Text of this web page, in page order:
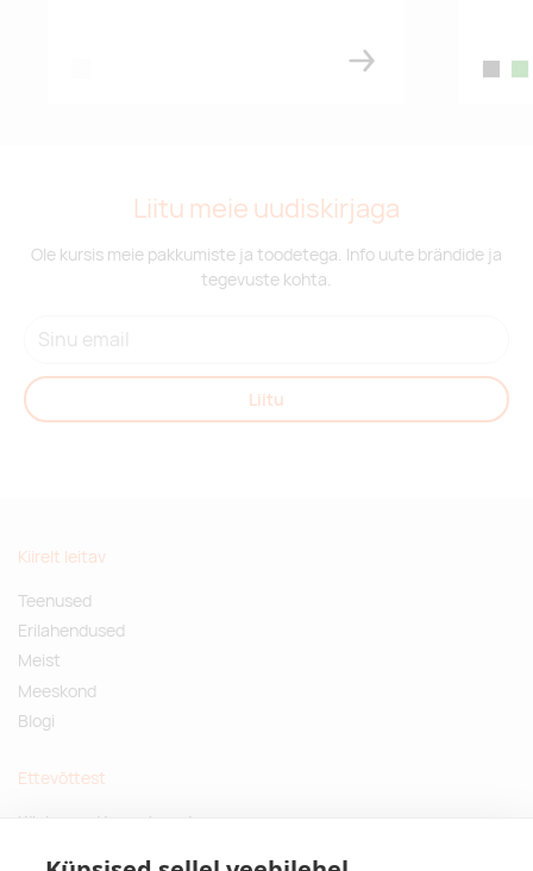
Liitu meie uudiskirjaga
Ole kursis meie pakkumiste ja toodetega. Info uute brändide ja
tegevuste kohta.
Liitu
Kiirelt leitav
Teenused
Erilahendused
Meist
Meeskond
Blogi
Ettevõttest
Küsimused ja vastused